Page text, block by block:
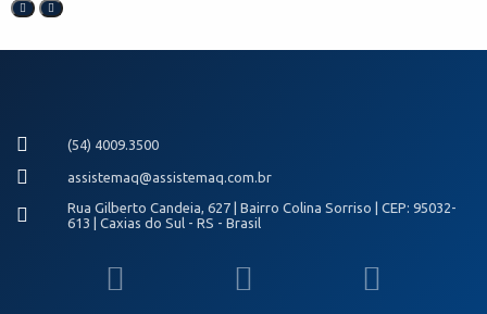
(54) 4009.3500
assistemaq@assistemaq.com.br
Rua Gilberto Candeia, 627 | Bairro Colina Sorriso | CEP: 95032-
613 | Caxias do Sul - RS - Brasil